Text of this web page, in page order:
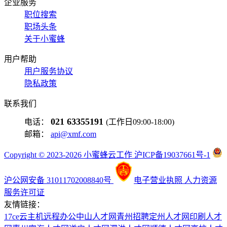
企业服务
职位搜索
职场头条
关于小蜜蜂
用户帮助
用户服务协议
隐私政策
联系我们
电话： 021 63355191 (工作日09:00-18:00)
邮箱： api@xmf.com
Copyright © 2023-2026 小蜜蜂云工作 沪ICP备19037661号-1
沪公网安备 31011702008840号 电子营业执照 人力资源
服务许可证
友情链接：
17ce云主机远程办公中山人才网 青州招聘定州人才网 印刷人才